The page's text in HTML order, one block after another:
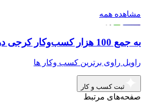
مشاهده همه
به جمع 100 هزار کسب‌وکار کرجی در راویل بپیوندید
راویل راوی برترین کسب وکار ها
ثبت کسب و کار
صفحه‌های مرتبط